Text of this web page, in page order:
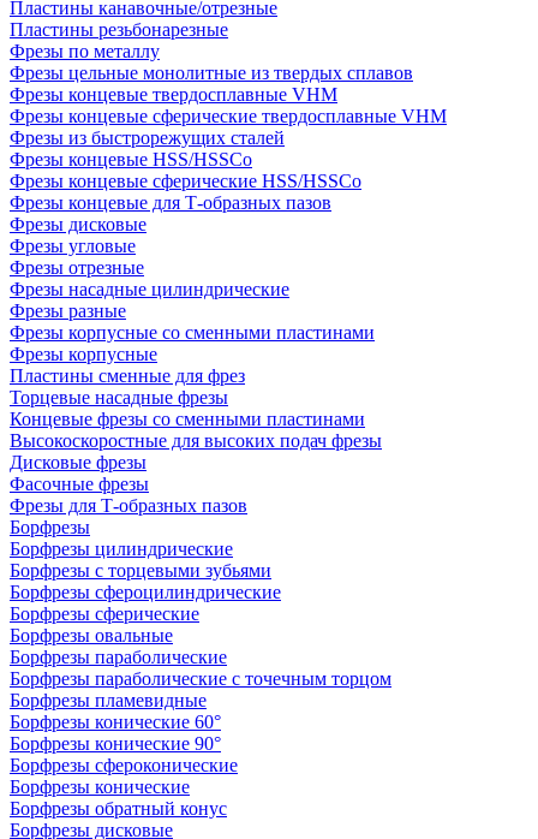
Пластины канавочные/отрезные
Пластины резьбонарезные
Фрезы по металлу
Фрезы цельные монолитные из твердых сплавов
Фрезы концевые твердосплавные VHM
Фрезы концевые сферические твердосплавные VHM
Фрезы из быстрорежущих сталей
Фрезы концевые HSS/HSSCo
Фрезы концевые сферические HSS/HSSCo
Фрезы концевые для Т-образных пазов
Фрезы дисковые
Фрезы угловые
Фрезы отрезные
Фрезы насадные цилиндрические
Фрезы разные
Фрезы корпусные со сменными пластинами
Фрезы корпусные
Пластины сменные для фрез
Торцевые насадные фрезы
Концевые фрезы со сменными пластинами
Высокоскоростные для высоких подач фрезы
Дисковые фрезы
Фасочные фрезы
Фрезы для Т-образных пазов
Борфрезы
Борфрезы цилиндрические
Борфрезы с торцевыми зубьями
Борфрезы сфероцилиндрические
Борфрезы сферические
Борфрезы овальные
Борфрезы параболические
Борфрезы параболические с точечным торцом
Борфрезы пламевидные
Борфрезы конические 60°
Борфрезы конические 90°
Борфрезы сфероконические
Борфрезы конические
Борфрезы обратный конус
Борфрезы дисковые